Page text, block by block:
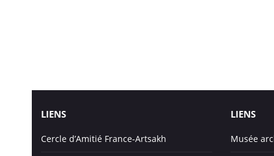
LIENS
Cercle d’Amitié France-Artsakh
LIENS
Musée